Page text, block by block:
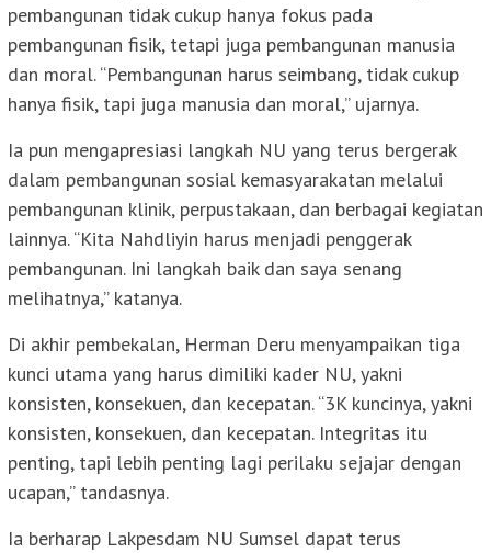
pembangunan tidak cukup hanya fokus pada
pembangunan fisik, tetapi juga pembangunan manusia
dan moral. “Pembangunan harus seimbang, tidak cukup
hanya fisik, tapi juga manusia dan moral,” ujarnya.
Ia pun mengapresiasi langkah NU yang terus bergerak
dalam pembangunan sosial kemasyarakatan melalui
pembangunan klinik, perpustakaan, dan berbagai kegiatan
lainnya. “Kita Nahdliyin harus menjadi penggerak
pembangunan. Ini langkah baik dan saya senang
melihatnya,” katanya.
Di akhir pembekalan, Herman Deru menyampaikan tiga
kunci utama yang harus dimiliki kader NU, yakni
konsisten, konsekuen, dan kecepatan. “3K kuncinya, yakni
konsisten, konsekuen, dan kecepatan. Integritas itu
penting, tapi lebih penting lagi perilaku sejajar dengan
ucapan,” tandasnya.
Ia berharap Lakpesdam NU Sumsel dapat terus